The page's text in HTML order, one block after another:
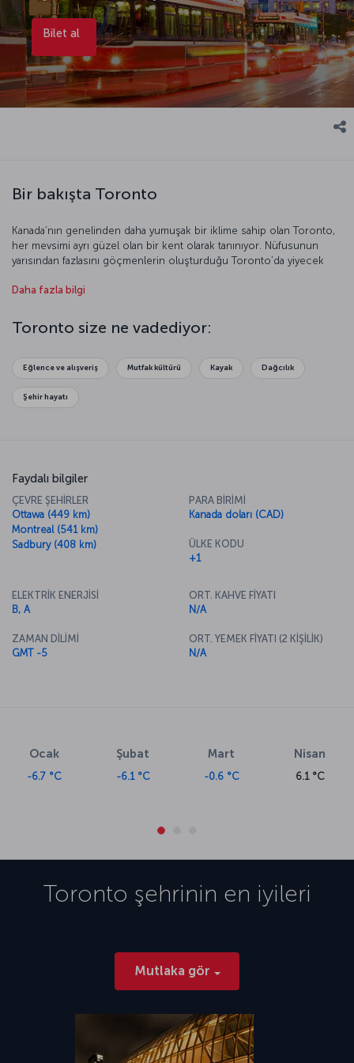
Bilet al
Bir bakışta Toronto
Kanada’nın genelinden daha yumuşak bir iklime sahip olan Toronto,
her mevsimi ayrı güzel olan bir kent olarak tanınıyor. Nüfusunun
yarısından fazlasını göçmenlerin oluşturduğu Toronto’da yiyecek
çeşitli. Toronto gezinize, 533 metre yüksekliğe sahip CN Tower’da
müze seviyorsanız masallardan çıkmış gibi duran Casa Loma
Şatosu’nu, ilginç Bata Ayakkabı Müzesi’ni, Ontario Kraliyet Müzesi’ni
görebileceğiniz Ontario Sanat Galerisi’ni gezebilirsiniz. Toronto
kentin yerel yemekler sunan restoranlarında Toronto klasiği olarak
Daha fazla bilgi
Toronto size ne vadediyor:
Eğlence ve alışveriş Mutfak kültürü Kayak Dağcılık
Şehir hayatı
Faydalı bilgiler
ÇEVRE ŞEHİRLER
Ottawa (449 km)
Montreal (541 km)
Sadbury (408 km)
PARA BİRİMİ
Kanada doları (CAD)
ÜLKE KODU
+1
ELEKTRİK ENERJİSİ
B, A
ZAMAN DİLİMİ
GMT -5
ORT. KAHVE FİYATI
N/A
ORT. YEMEK FİYATI (2 KİŞİLİK)
N/A
Ocak
-6.7 °C
Şubat
-6.1 °C
Mart
-0.6 °C
Nisan
6.1 °C
Toronto şehrinin en iyileri
Mutlaka gör